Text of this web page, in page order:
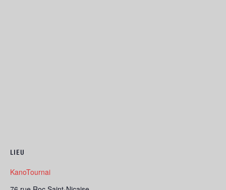
LIEU
KanoTournai